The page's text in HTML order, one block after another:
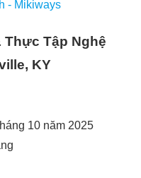
Tập Nghệ
KY
10 năm 2025